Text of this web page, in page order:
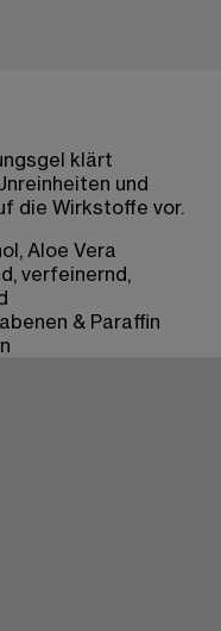
klärt
und
die Wirkstoffe vor.
Aloe Vera
verfeinernd,
& Paraffin